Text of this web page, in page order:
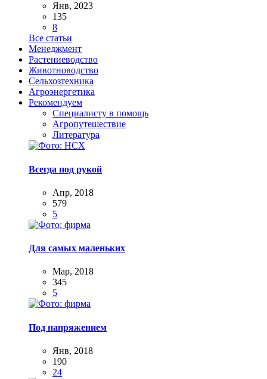
Янв, 2023
135
8
Все статьи
Менеджмент
Растениеводство
Животноводство
Сельхозтехника
Агроэнергетика
Рекомендуем
Специалисту в помощь
Агропутешествие
Литература
Всегда под рукой
Апр, 2018
579
5
Для самых маленьких
Мар, 2018
345
5
Под напряжением
Янв, 2018
190
24